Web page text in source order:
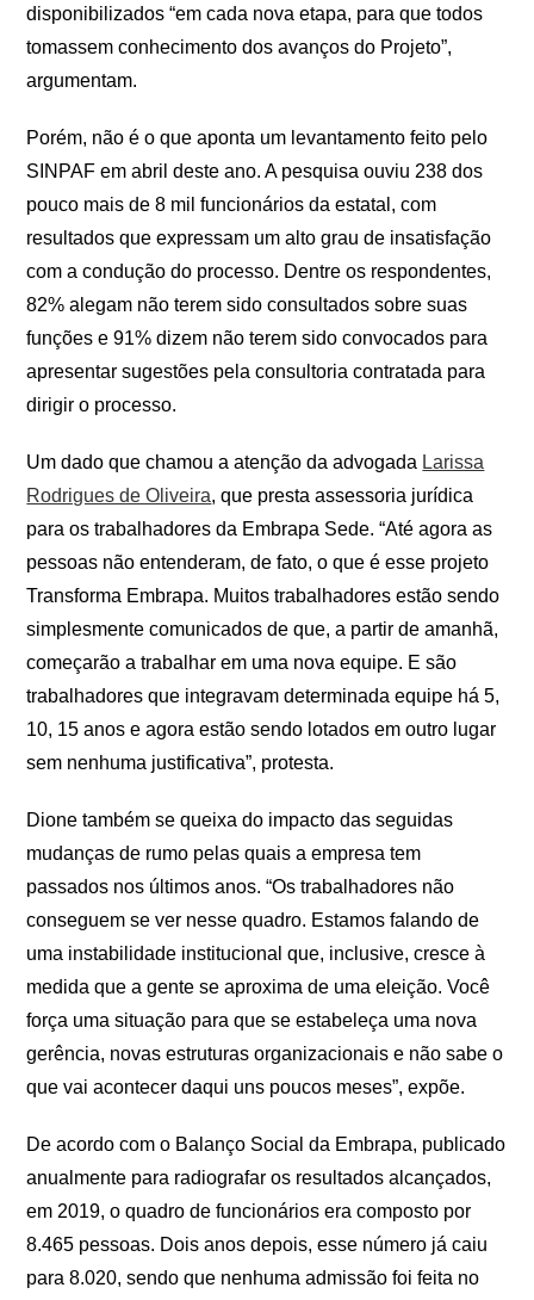
disponibilizados “em cada nova etapa, para que todos
tomassem conhecimento dos avanços do Projeto”,
argumentam.
Porém, não é o que aponta um levantamento feito pelo
SINPAF em abril deste ano. A pesquisa ouviu 238 dos
pouco mais de 8 mil funcionários da estatal, com
resultados que expressam um alto grau de insatisfação
com a condução do processo. Dentre os respondentes,
82% alegam não terem sido consultados sobre suas
funções e 91% dizem não terem sido convocados para
apresentar sugestões pela consultoria contratada para
dirigir o processo.
Um dado que chamou a atenção da advogada Larissa
Rodrigues de Oliveira, que presta assessoria jurídica
para os trabalhadores da Embrapa Sede. “Até agora as
pessoas não entenderam, de fato, o que é esse projeto
Transforma Embrapa. Muitos trabalhadores estão sendo
simplesmente comunicados de que, a partir de amanhã,
começarão a trabalhar em uma nova equipe. E são
trabalhadores que integravam determinada equipe há 5,
10, 15 anos e agora estão sendo lotados em outro lugar
sem nenhuma justificativa”, protesta.
Dione também se queixa do impacto das seguidas
mudanças de rumo pelas quais a empresa tem
passados nos últimos anos. “Os trabalhadores não
conseguem se ver nesse quadro. Estamos falando de
uma instabilidade institucional que, inclusive, cresce à
medida que a gente se aproxima de uma eleição. Você
força uma situação para que se estabeleça uma nova
gerência, novas estruturas organizacionais e não sabe o
que vai acontecer daqui uns poucos meses”, expõe.
De acordo com o Balanço Social da Embrapa, publicado
anualmente para radiografar os resultados alcançados,
em 2019, o quadro de funcionários era composto por
8.465 pessoas. Dois anos depois, esse número já caiu
para 8.020, sendo que nenhuma admissão foi feita no